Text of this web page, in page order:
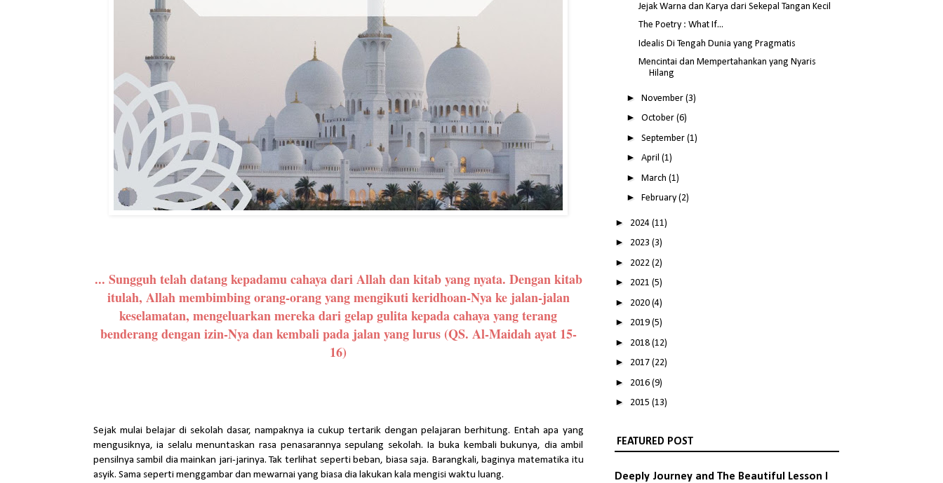
... Sungguh telah datang kepadamu cahaya dari Allah dan kitab yang nyata. Dengan kitab
itulah, Allah membimbing orang-orang yang mengikuti keridhoan-Nya ke jalan-jalan
keselamatan, mengeluarkan mereka dari gelap gulita kepada cahaya yang terang
benderang dengan izin-Nya dan kembali pada jalan yang lurus (QS. Al-Maidah ayat 15-
16)
Sejak mulai belajar di sekolah dasar, nampaknya ia cukup tertarik dengan pelajaran berhitung. Entah apa yang
mengusiknya, ia selalu menuntaskan rasa penasarannya sepulang sekolah. Ia buka kembali bukunya, dia ambil
pensilnya sambil dia mainkan jari-jarinya. Tak terlihat seperti beban, biasa saja. Barangkali, baginya matematika itu
asyik. Sama seperti menggambar dan mewarnai yang biasa dia lakukan kala mengisi waktu luang.
Jejak Warna dan Karya dari Sekepal Tangan Kecil
The Poetry : What If...
Idealis Di Tengah Dunia yang Pragmatis
Mencintai dan Mempertahankan yang Nyaris
Hilang
►November(3)
►October(6)
►September(1)
►April(1)
►March(1)
►February(2)
► 2024 (11)
► 2023 (3)
► 2022 (2)
► 2021 (5)
► 2020 (4)
► 2019 (5)
► 2018 (12)
► 2017 (22)
► 2016 (9)
► 2015 (13)
FEATURED POST
Deeply Journey and The Beautiful Lesson I